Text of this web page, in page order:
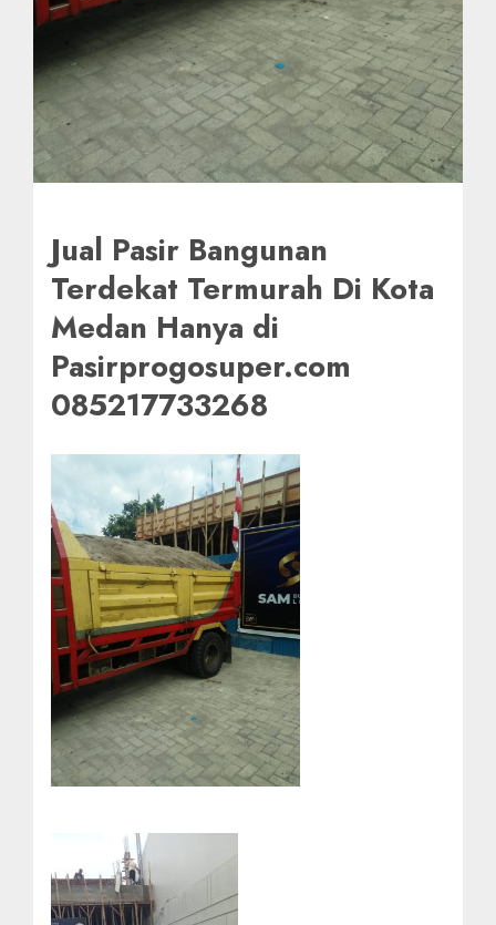
Jual Pasir Bangunan
Terdekat Termurah Di Kota
Medan Hanya di
Pasirprogosuper.com
085217733268